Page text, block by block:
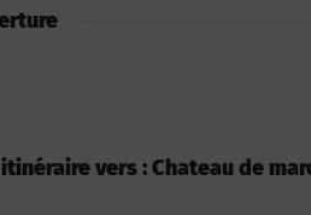
vers : Chateau de